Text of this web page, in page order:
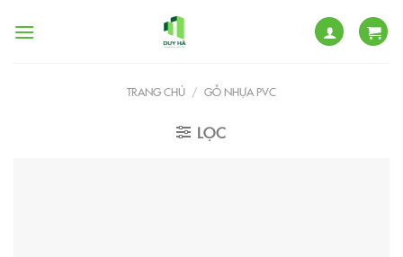
TRANG CHỦ / GỖ NHỰA PVC
LỌC